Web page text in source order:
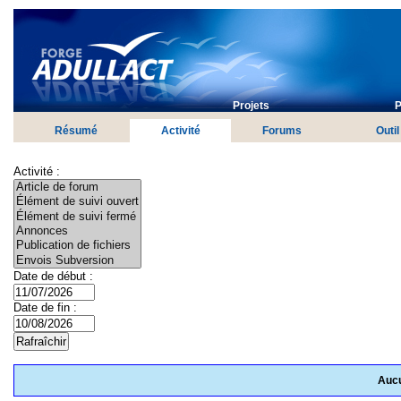
Projets
Résumé Activité Forums
Activité :
Date de début :
Date de fin :